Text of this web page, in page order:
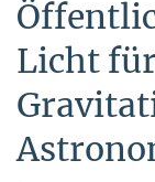
Licht